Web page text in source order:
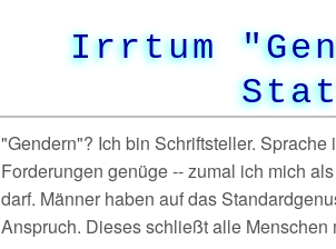
Irrtum
"Gendern"? Ich bin Schriftsteller.
Forderungen genüge -- zumal ich mich
darf. Männer haben auf das
Anspruch. Dieses schließt alle Menschen